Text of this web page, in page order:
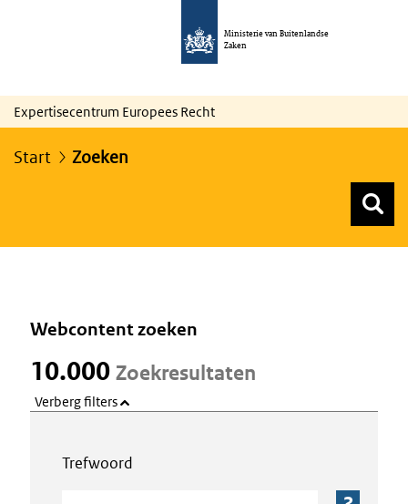
Ministerie van Buitenlandse
Zaken
Expertisecentrum Europees Recht
Start Zoeken
Webcontent zoeken
10.000 Zoekresultaten
Verberg filters
Trefwoord